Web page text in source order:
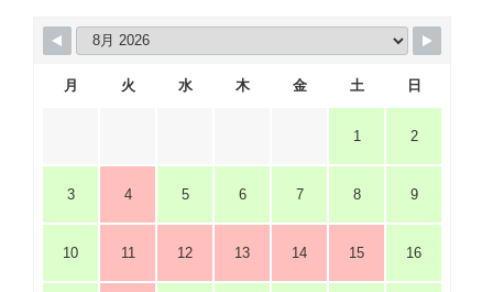
月 火 水 木 金 土 日
1 2
3 4 5 6 7 8 9
10 11 12 13 14 15 16